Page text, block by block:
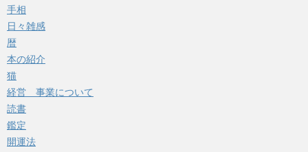
手相
日々雑感
暦
本の紹介
猫
経営 事業について
読書
鑑定
開運法